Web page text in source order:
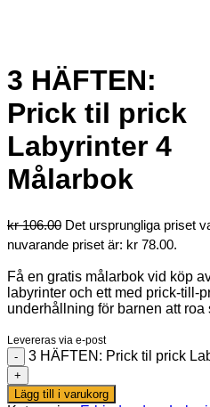
3 HÄFTEN:
Prick til prick
Labyrinter 4
Målarbok
kr106.00 Det ursprungliga priset
nuvarande priset är: kr 78.00.
Få en gratis målarbok vid köp
labyrinter och ett med prick-till-
underhållning för barnen att roa
Levereras via e-post
3 HÄFTEN: Prick til prick
Lägg till i varukorg